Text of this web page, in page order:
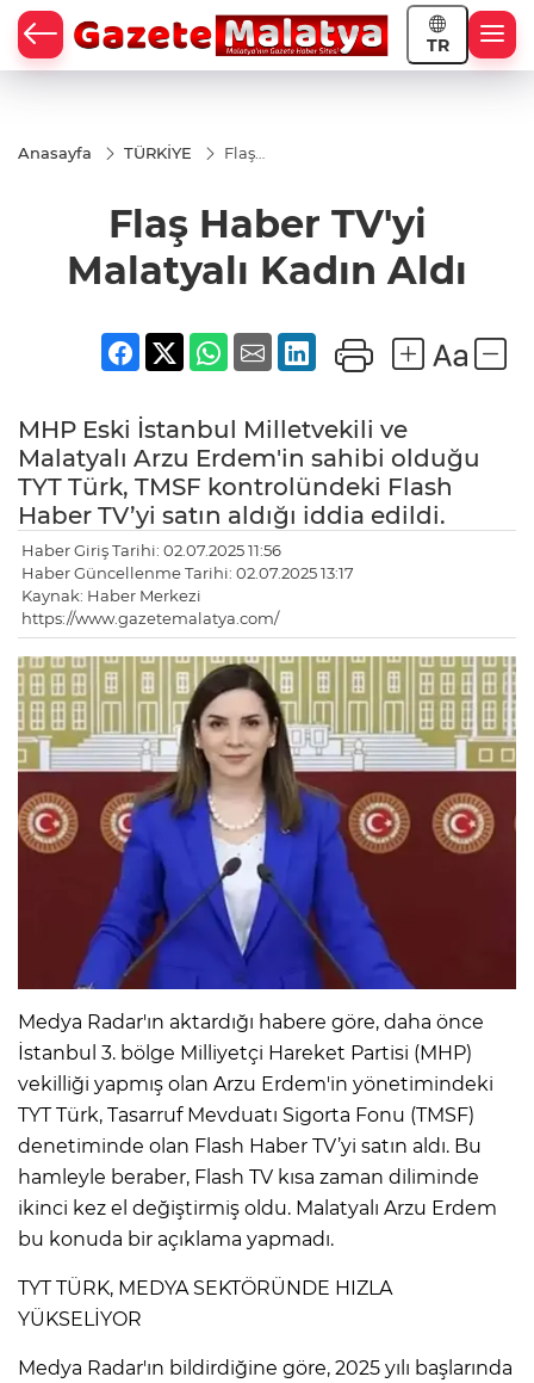
TR
Anasayfa TÜRKİYE
Flaş
Malatyalı
Kadın
Flaş Haber TV'yi
Malatyalı Kadın Aldı
MHP Eski İstanbul Milletvekili ve
Malatyalı Arzu Erdem'in sahibi olduğu
TYT Türk, TMSF kontrolündeki Flash
Haber TV’yi satın aldığı iddia edildi.
Haber Giriş Tarihi: 02.07.2025 11:56
Haber Güncellenme Tarihi: 02.07.2025 13:17
Kaynak: Haber Merkezi
https://www.gazetemalatya.com/
Medya Radar'ın aktardığı habere göre, daha önce
İstanbul 3. bölge Milliyetçi Hareket Partisi (MHP)
vekilliği yapmış olan Arzu Erdem'in yönetimindeki
TYT Türk, Tasarruf Mevduatı Sigorta Fonu (TMSF)
denetiminde olan Flash Haber TV’yi satın aldı. Bu
hamleyle beraber, Flash TV kısa zaman diliminde
ikinci kez el değiştirmiş oldu. Malatyalı Arzu Erdem
bu konuda bir açıklama yapmadı.
TYT TÜRK, MEDYA SEKTÖRÜNDE HIZLA
YÜKSELİYOR
Medya Radar'ın bildirdiğine göre, 2025 yılı başlarında